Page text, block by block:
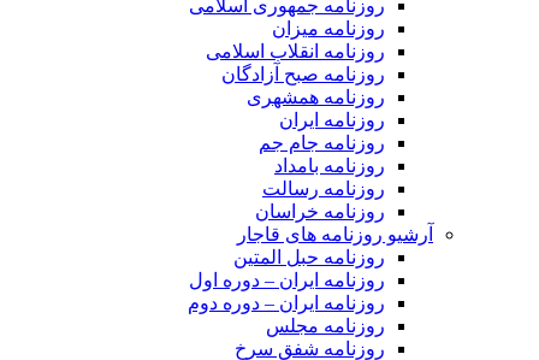
روزنامه جمهوری اسلامی
روزنامه میزان
روزنامه انقلاب اسلامی
روزنامه صبح آزادگان
روزنامه همشهری
روزنامه ایران
روزنامه جام جم
روزنامه بامداد
روزنامه رسالت
روزنامه خراسان
آرشیو روزنامه های قاجار
روزنامه حبل المتین
روزنامه ایران – دوره اول
روزنامه ایران – دوره دوم
روزنامه مجلس
روزنامه شفق سرخ